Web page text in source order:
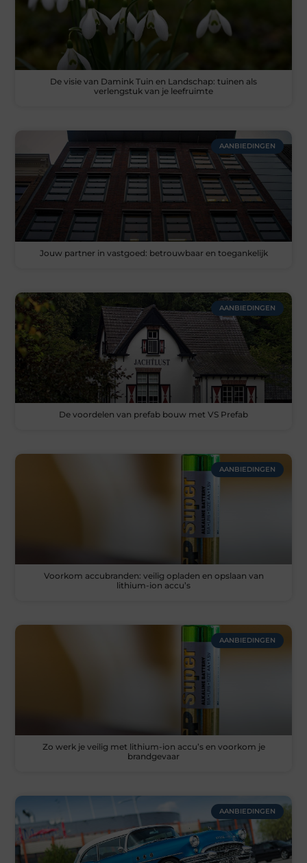
De visie van Damink Tuin en Landschap: tuinen als
verlengstuk van je leefruimte
AANBIEDINGEN
Jouw partner in vastgoed: betrouwbaar en toegankelijk
AANBIEDINGEN
De voordelen van prefab bouw met VS Prefab
AANBIEDINGEN
Voorkom accubranden: veilig opladen en opslaan van
lithium-ion accu’s
AANBIEDINGEN
Zo werk je veilig met lithium-ion accu’s en voorkom je
brandgevaar
AANBIEDINGEN